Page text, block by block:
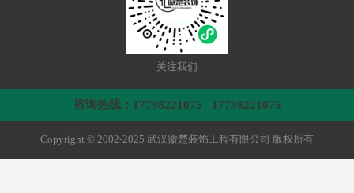
关注我们
咨询热线：17798221075 17798221075
Copyright © 2002-2025 武汉徽楚装饰工程有限公司 版权所有